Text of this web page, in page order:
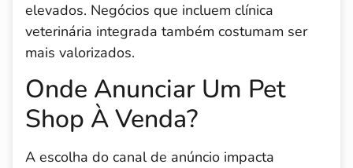
elevados. Negócios que incluem clínica
veterinária integrada também costumam ser
mais valorizados.
Onde Anunciar Um Pet
Shop À Venda?
A escolha do canal de anúncio impacta